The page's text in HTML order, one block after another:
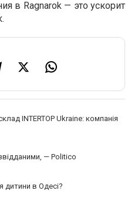
в Ragnarok — это ускорит
INTERTOP Ukraine: компанія
— Politico
дитини в Одесі?